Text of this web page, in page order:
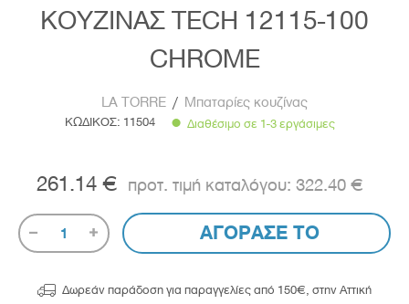
ΚΟΥΖΙΝΑΣ TECH 12115-100
CHROME
LA TORRE / Μπαταρίες κουζίνας
ΚΩΔΙΚΟΣ: 11504 Διαθέσιμο σε 1-3 εργάσιμες
261.14 € 322.40 €
1 ΑΓΟΡΑΣΕ ΤΟ
 Δωρεάν παράδοση για παραγγελίες από 150€, στην Αττική